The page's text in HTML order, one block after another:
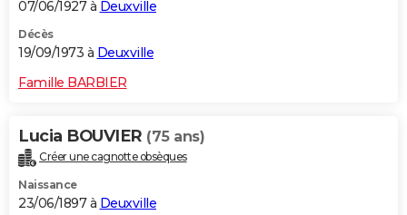
07/06/1927 à Deuxville
Décès
19/09/1973 à Deuxville
Famille BARBIER
Lucia BOUVIER (75 ans)
Créer une cagnotte obsèques
Naissance
23/06/1897 à Deuxville